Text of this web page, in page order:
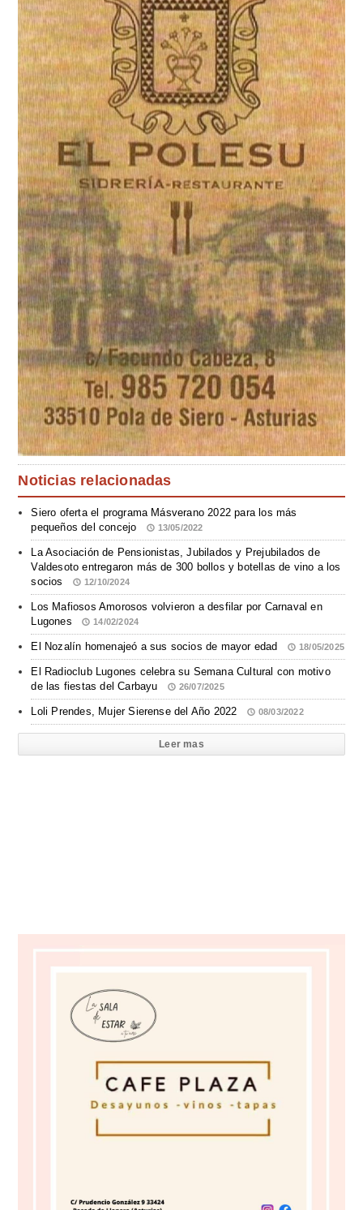
Noticias relacionadas
Siero oferta el programa Másverano 2022 para los más
pequeños del concejo
13/05/2022
La Asociación de Pensionistas, Jubilados y Prejubilados de
Valdesoto entregaron más de 300 bollos y botellas de vino a los
socios
12/10/2024
Los Mafiosos Amorosos volvieron a desfilar por Carnaval en
Lugones
14/02/2024
El Nozalín homenajeó a sus socios de mayor edad 18/05/2025
El Radioclub Lugones celebra su Semana Cultural con motivo
de las fiestas del Carbayu
26/07/2025
Loli Prendes, Mujer Sierense del Año 2022 08/03/2022
Leer mas